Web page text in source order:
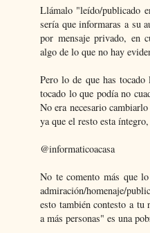
Llámalo "leído/publicado
sería que informaras a su
por mensaje privado, en
algo de lo que no hay
Pero lo de que has
tocado lo que podía no
No era necesario
ya que el resto esta
@informaticoacasa
No te comento más que
admiración/homenaje/
esto también contesto a tu
a más personas" es una